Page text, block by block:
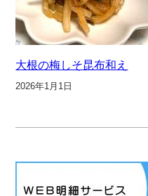
大根の梅しそ昆布和え
2026年1月1日